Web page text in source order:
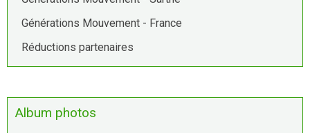
Générations Mouvement - France
Réductions partenaires
Album photos